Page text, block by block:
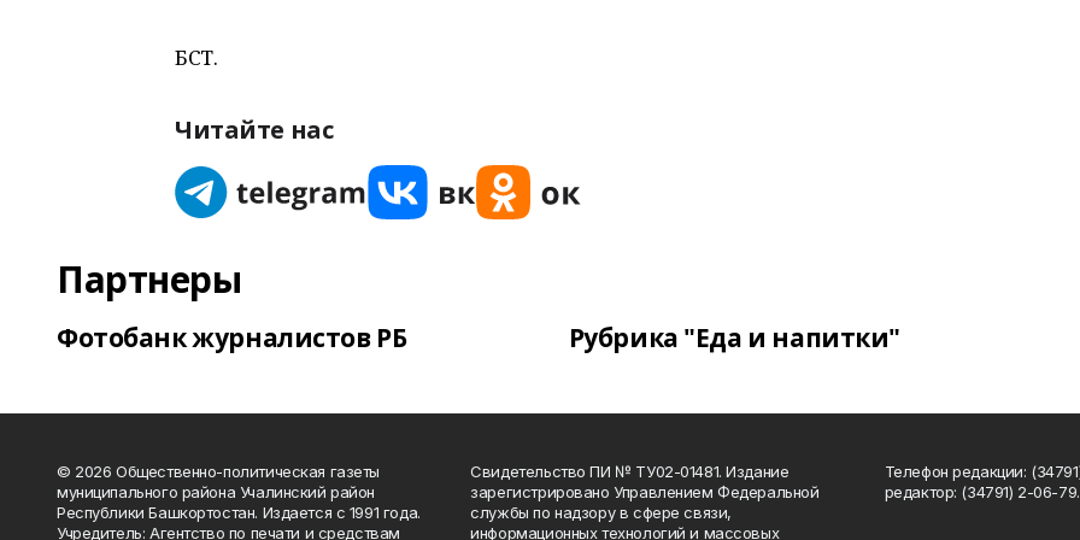
БСТ.
Читайте нас
Партнеры
Фотобанк журналистов РБ Рубрика "Еда и напитки"
© 2026 Общественно-политическая газеты
муниципального района Учалинский район
Республики Башкортостан. Издается с 1991 года.
Учредитель: Агентство по печати и средствам
Свидетельство ПИ № ТУ02-01481. Издание
зарегистрировано Управлением Федеральной
службы по надзору в сфере связи,
информационных технологий и массовых
Телефон редакции:
редактор: (34791) 2-06-